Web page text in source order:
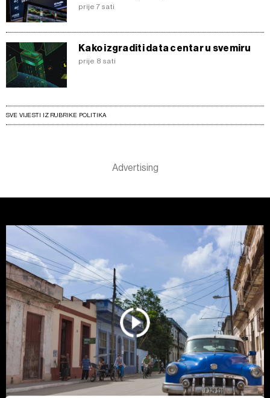
prije 7 sati
Kako izgraditi data centar u svemiru
prije 8 sati
SVE VIJESTI IZ RUBRIKE POLITIKA